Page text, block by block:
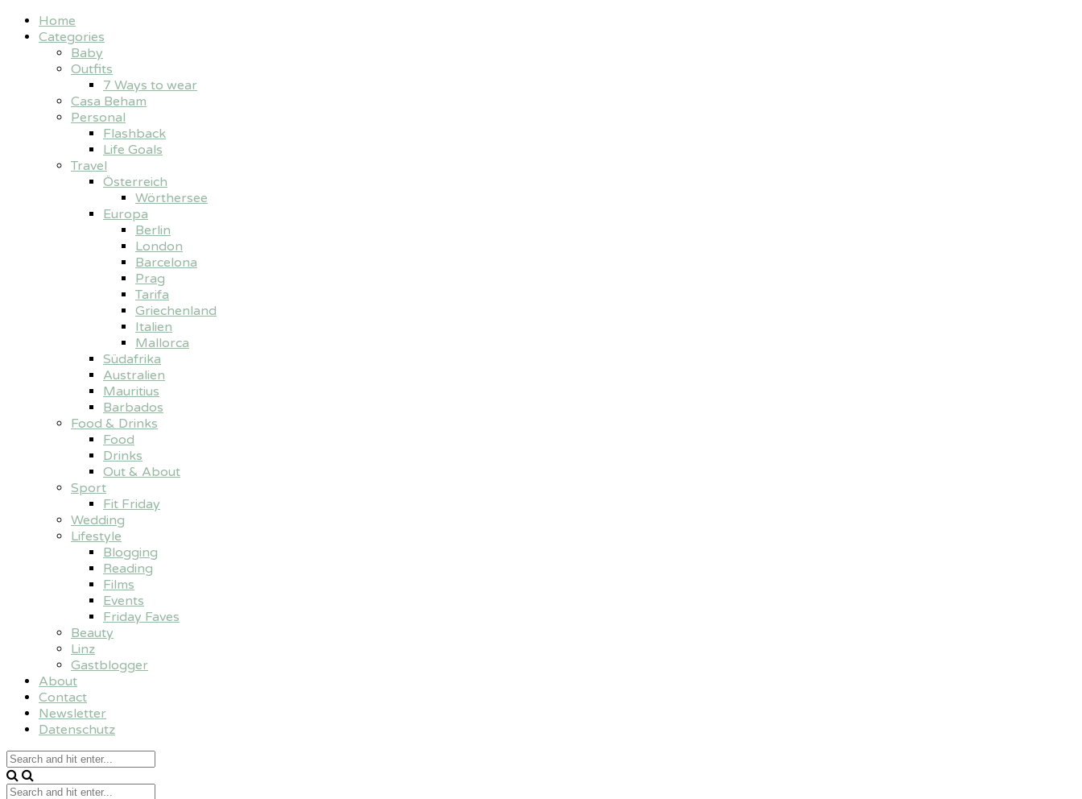
Home
Categories
Baby
Outfits
7 Ways to wear
Casa Beham
Personal
Flashback
Life Goals
Travel
Österreich
Wörthersee
Europa
Berlin
London
Barcelona
Prag
Tarifa
Griechenland
Italien
Mallorca
Südafrika
Australien
Mauritius
Barbados
Food & Drinks
Food
Drinks
Out & About
Sport
Fit Friday
Wedding
Lifestyle
Blogging
Reading
Films
Events
Friday Faves
Beauty
Linz
Gastblogger
About
Contact
Newsletter
Datenschutz